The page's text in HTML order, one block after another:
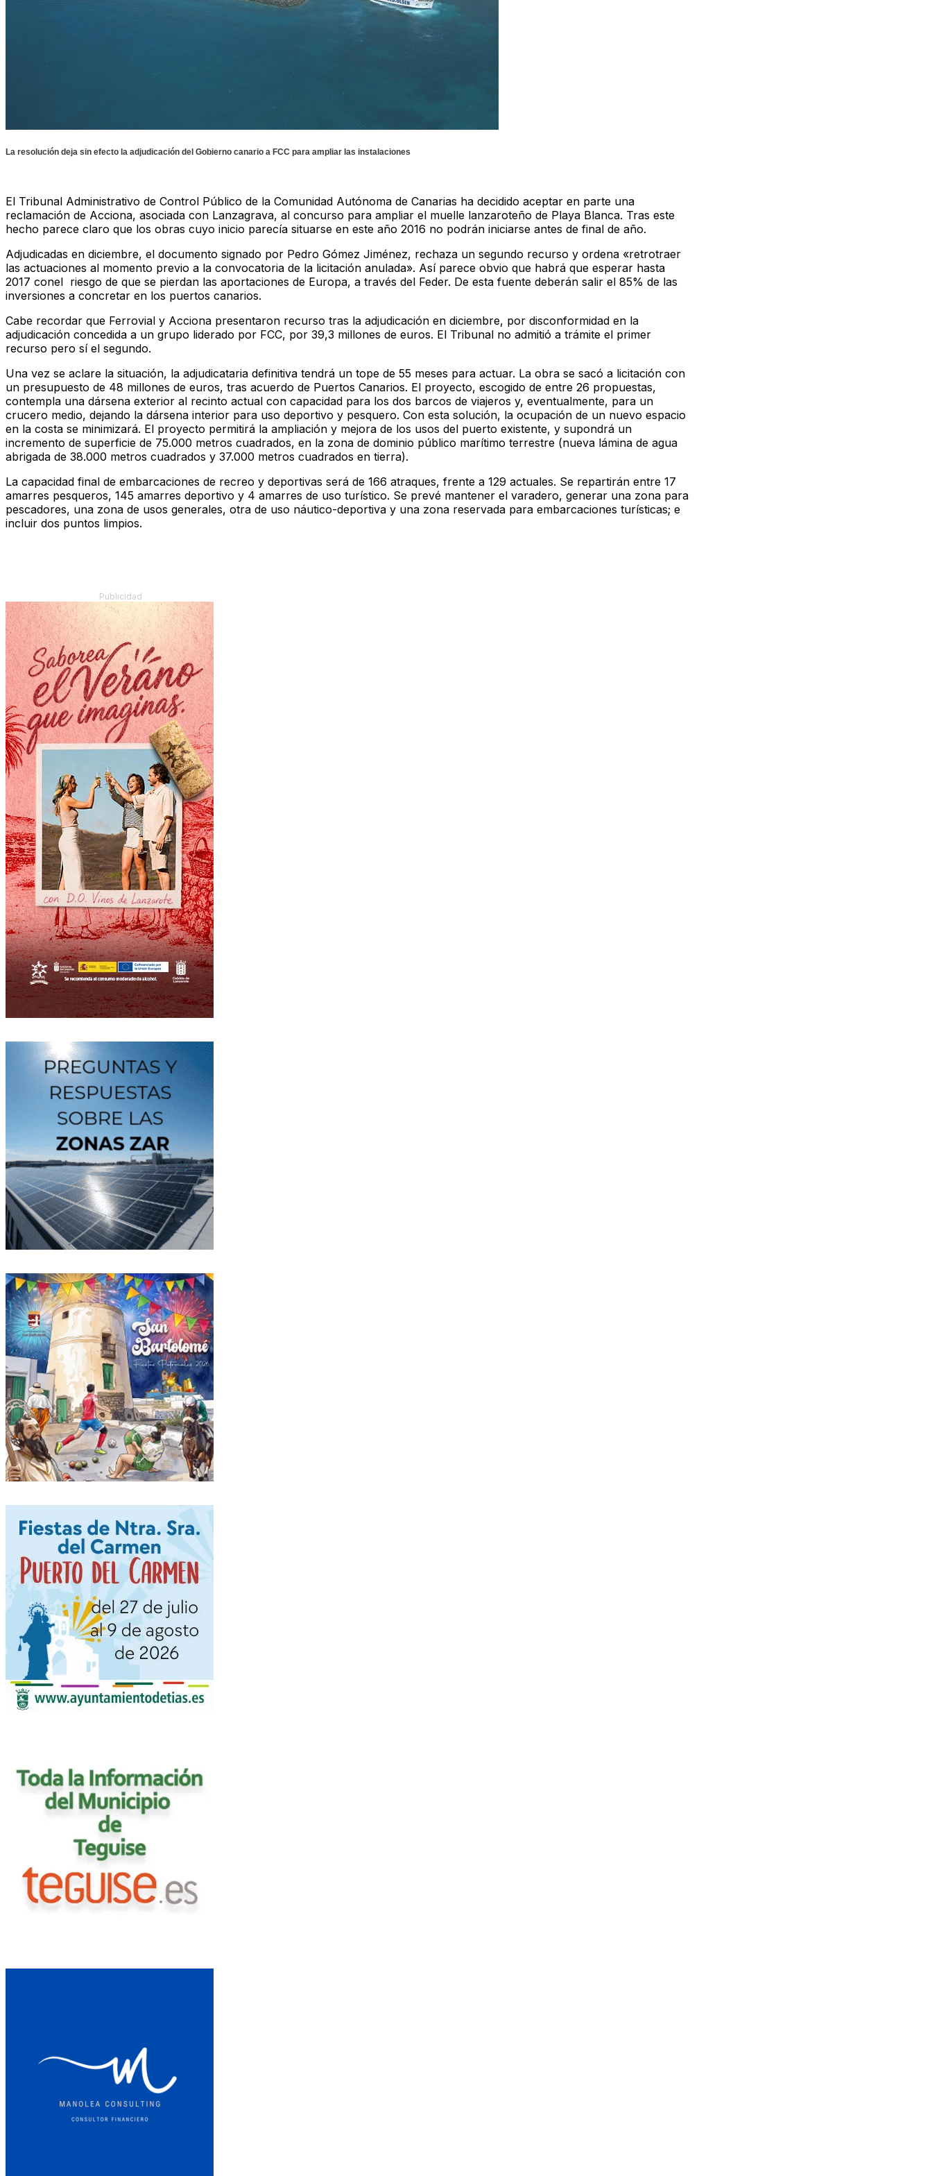
La resolución deja sin efecto la adjudicación del Gobierno canario a FCC para ampliar las instalaciones
El Tribunal Administrativo de Control Público de la Comunidad Autónoma de Canarias ha decidido aceptar en parte una
reclamación de Acciona, asociada con Lanzagrava, al concurso para ampliar el muelle lanzaroteño de Playa Blanca. Tras este
hecho parece claro que los obras cuyo inicio parecía situarse en este año 2016 no podrán iniciarse antes de final de año.
Adjudicadas en diciembre, el documento signado por Pedro Gómez Jiménez, rechaza un segundo recurso y ordena «retrotraer
las actuaciones al momento previo a la convocatoria de la licitación anulada». Así parece obvio que habrá que esperar hasta
2017 conel riesgo de que se pierdan las aportaciones de Europa, a través del Feder. De esta fuente deberán salir el 85% de las
inversiones a concretar en los puertos canarios.
Cabe recordar que Ferrovial y Acciona presentaron recurso tras la adjudicación en diciembre, por disconformidad en la
adjudicación concedida a un grupo liderado por FCC, por 39,3 millones de euros. El Tribunal no admitió a trámite el primer
recurso pero sí el segundo.
Una vez se aclare la situación, la adjudicataria definitiva tendrá un tope de 55 meses para actuar. La obra se sacó a licitación con
un presupuesto de 48 millones de euros, tras acuerdo de Puertos Canarios. El proyecto, escogido de entre 26 propuestas,
contempla una dársena exterior al recinto actual con capacidad para los dos barcos de viajeros y, eventualmente, para un
crucero medio, dejando la dársena interior para uso deportivo y pesquero. Con esta solución, la ocupación de un nuevo espacio
en la costa se minimizará. El proyecto permitirá la ampliación y mejora de los usos del puerto existente, y supondrá un
incremento de superficie de 75.000 metros cuadrados, en la zona de dominio público marítimo terrestre (nueva lámina de agua
abrigada de 38.000 metros cuadrados y 37.000 metros cuadrados en tierra).
La capacidad final de embarcaciones de recreo y deportivas será de 166 atraques, frente a 129 actuales. Se repartirán entre 17
amarres pesqueros, 145 amarres deportivo y 4 amarres de uso turístico. Se prevé mantener el varadero, generar una zona para
pescadores, una zona de usos generales, otra de uso náutico-deportiva y una zona reservada para embarcaciones turísticas; e
incluir dos puntos limpios.
Publicidad